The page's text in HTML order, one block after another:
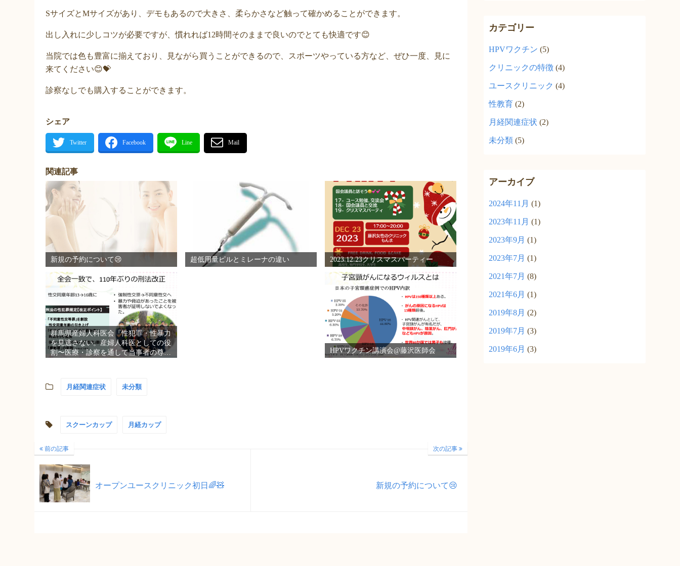
SサイズとMサイズがあり、デモもあるので大きさ、柔らかさなど触って確かめることができます。
出し入れに少しコツが必要ですが、慣れれば12時間そのままで良いのでとても快適です😊
当院では色も豊富に揃えており、見ながら買うことができるので、スポーツやっている方など、ぜひ一度、見に
来てください😊💝
診察なしでも購入することができます。
シェア
関連記事
新規の予約について😢 超低用量ピルとミレーナの違い 2023.12.23クリスマスパーティー
群馬県産婦人科医会『性犯罪・性暴力
を見逃さない。産婦人科医としての役
割〜医療・診察を通して当事者の尊厳
HPVワクチン講演会@藤沢医師会
月経関連症状 未分類
スクーンカップ 月経カップ
前の記事
オープンユースクリニック初日🌈🧸
次の記事
新規の予約について😢
カテゴリー
HPVワクチン (5)
クリニックの特徴 (4)
ユースクリニック (4)
性教育 (2)
月経関連症状 (2)
未分類 (5)
アーカイブ
2024年11月 (1)
2023年11月 (1)
2023年9月 (1)
2023年7月 (1)
2021年7月 (8)
2021年6月 (1)
2019年8月 (2)
2019年7月 (3)
2019年6月 (3)